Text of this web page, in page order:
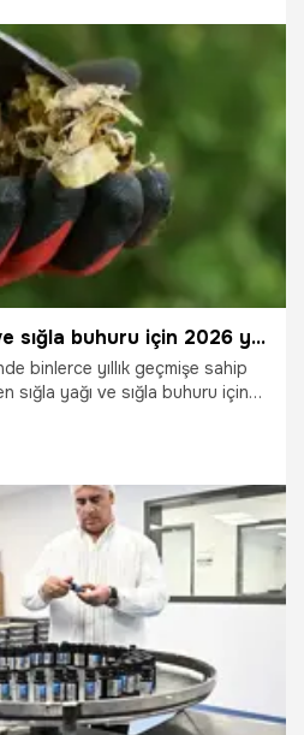
Muğla'da sığla yağı ve sığla buhuru için 2026 yılı üretim sezonu başladı
binlerce yıllık geçmişe sahip
sığla yağı ve sığla buhuru için